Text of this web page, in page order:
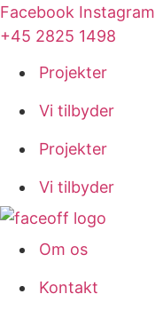
Videre
til
Facebook Instagram
+45 2825 1498
Projekter
Vi tilbyder
Projekter
Vi tilbyder
Om os
Kontakt